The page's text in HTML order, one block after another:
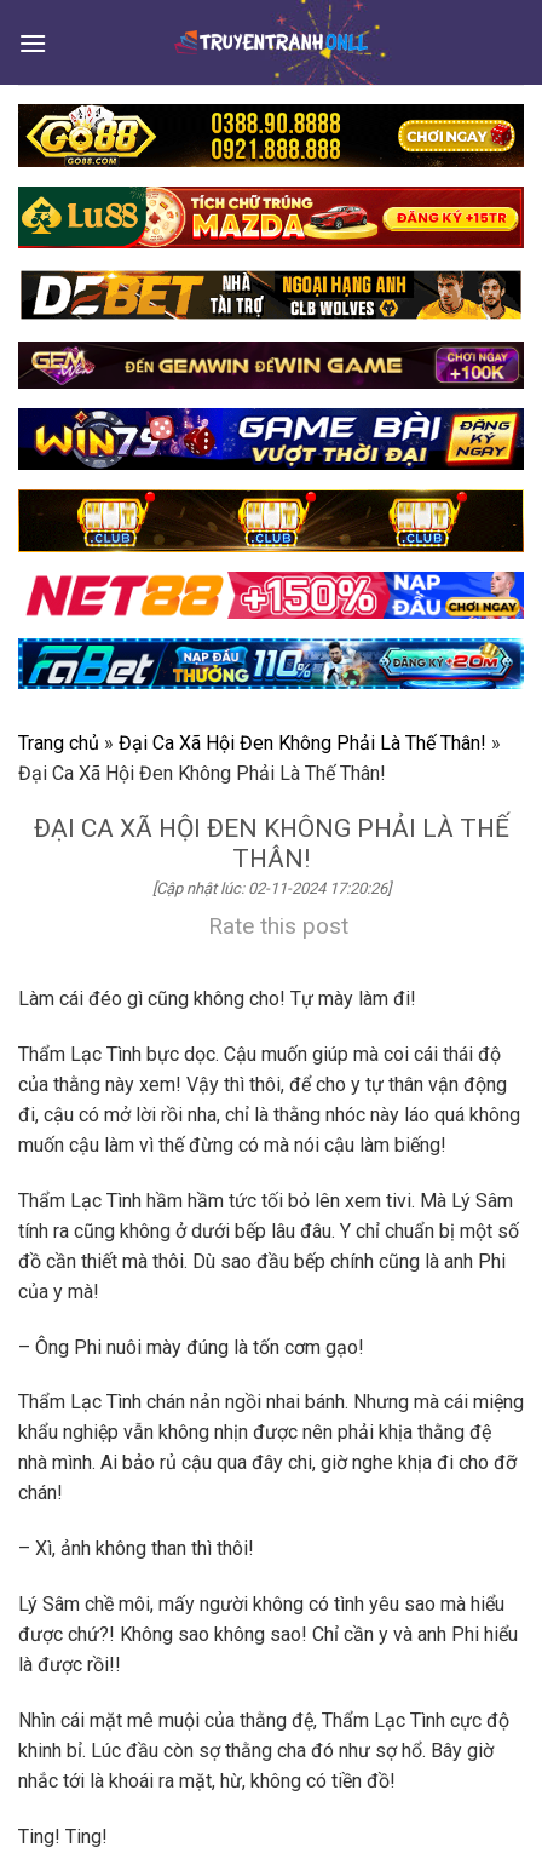
Trang chủ » Đại Ca Xã Hội Đen Không Phải Là Thế Thân! »
Đại Ca Xã Hội Đen Không Phải Là Thế Thân!
ĐẠI CA XÃ HỘI ĐEN KHÔNG PHẢI LÀ THẾ
THÂN!
[Cập nhật lúc: 02-11-2024 17:20:26]
Rate this post
Làm cái đéo gì cũng không cho! Tự mày làm đi!
Thẩm Lạc Tình bực dọc. Cậu muốn giúp mà coi cái thái độ
của thằng này xem! Vậy thì thôi, để cho y tự thân vận động
đi, cậu có mở lời rồi nha, chỉ là thằng nhóc này láo quá không
muốn cậu làm vì thế đừng có mà nói cậu làm biếng!
Thẩm Lạc Tình hầm hầm tức tối bỏ lên xem tivi. Mà Lý Sâm
tính ra cũng không ở dưới bếp lâu đâu. Y chỉ chuẩn bị một số
đồ cần thiết mà thôi. Dù sao đầu bếp chính cũng là anh Phi
của y mà!
– Ông Phi nuôi mày đúng là tốn cơm gạo!
Thẩm Lạc Tình chán nản ngồi nhai bánh. Nhưng mà cái miệng
khẩu nghiệp vẫn không nhịn được nên phải khịa thằng đệ
nhà mình. Ai bảo rủ cậu qua đây chi, giờ nghe khịa đi cho đỡ
chán!
– Xì, ảnh không than thì thôi!
Lý Sâm chề môi, mấy người không có tình yêu sao mà hiểu
được chứ?! Không sao không sao! Chỉ cần y và anh Phi hiểu
là được rồi!!
Nhìn cái mặt mê muội của thằng đệ, Thẩm Lạc Tình cực độ
khinh bỉ. Lúc đầu còn sợ thằng cha đó như sợ hổ. Bây giờ
nhắc tới là khoái ra mặt, hừ, không có tiền đồ!
Ting! Ting!